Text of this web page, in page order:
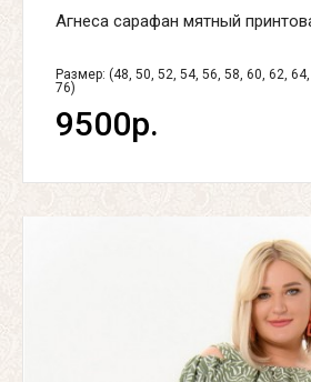
Агнеса сарафан мятный
Размер: (48, 50, 52, 54, 56, 58, 60, 62,
76)
9500р.